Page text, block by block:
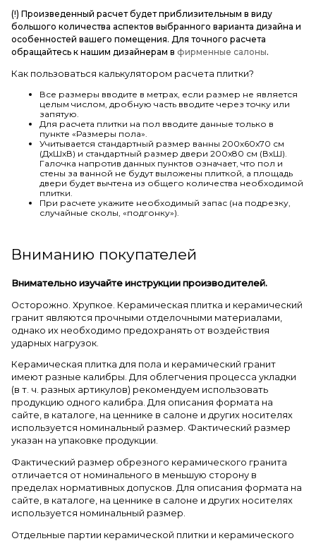
(!) Произведенный расчет будет приблизительным в виду
большого количества аспектов выбранного варианта дизайна и
особенностей вашего помещения. Для точного расчета
обращайтесь к нашим дизайнерам в фирменные салоны.
Как пользоваться калькулятором расчета плитки?
Все размеры вводите в метрах, если размер не является
целым числом, дробную часть вводите через точку или
запятую.
Для расчета плитки на пол вводите данные только в
пункте «Размеры пола».
Учитывается стандартный размер ванны 200х60х70 см
(ДхШхВ) и стандартный размер двери 200х80 см (ВхШ).
Галочка напротив данных пунктов означает, что пол и
стены за ванной не будут выложены плиткой, а площадь
двери будет вычтена из общего количества необходимой
плитки.
При расчете укажите необходимый запас (на подрезку,
случайные сколы, «подгонку»).
Вниманию покупателей
Внимательно изучайте инструкции производителей.
Осторожно. Хрупкое. Керамическая плитка и керамический
гранит являются прочными отделочными материалами,
однако их необходимо предохранять от воздействия
ударных нагрузок.
Керамическая плитка для пола и керамический гранит
имеют разные калибры. Для облегчения процесса укладки
(в т. ч. разных артикулов) рекомендуем использовать
продукцию одного калибра. Для описания формата на
сайте, в каталоге, на ценнике в салоне и других носителях
используется номинальный размер. Фактический размер
указан на упаковке продукции.
Фактический размер обрезного керамического гранита
отличается от номинального в меньшую сторону в
пределах нормативных допусков. Для описания формата на
сайте, в каталоге, на ценнике в салоне и других носителях
используется номинальный размер.
Отдельные партии керамической плитки и керамического